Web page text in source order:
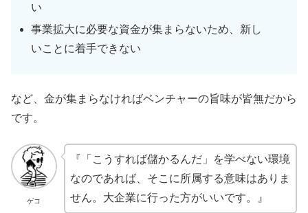
い
事業拡大に必要な資金が集まらないため、新し
いことに着手できない
など、金が集まらなければベンチャーの旨味が皆無だから
です。
ゲコ
『「こうすれば儲かるんだ」を学べない環境
なのであれば、そこに所属する意味はありま
せん。大企業に行った方がいいです。』